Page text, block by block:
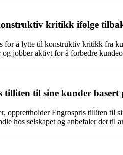
kritikk ifølge
for å lytte til konstruktiv kritikk fra
jobber aktivt for å forbedre
til sine kunder basert
opprettholder Engrospris tilliten til
hos selskapet og anbefaler det til